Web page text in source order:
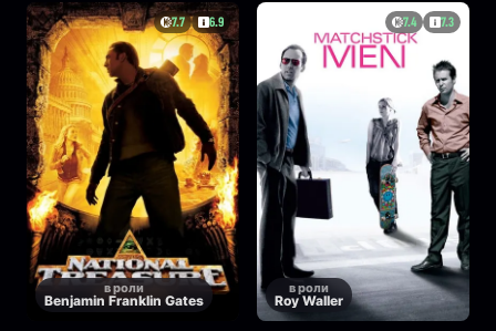
7.7 6.9
в роли
Benjamin Franklin Gates
7.4 7.3
в роли
Roy Waller